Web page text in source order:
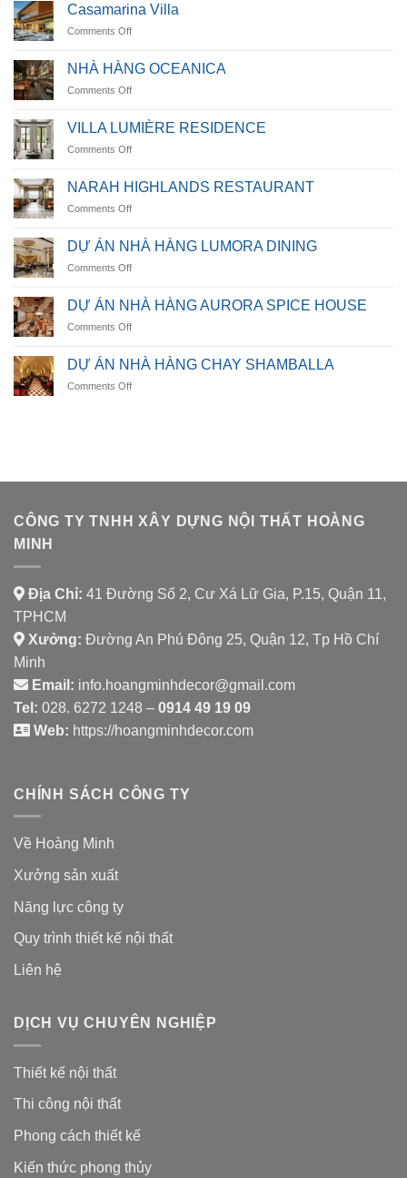
Casamarina Villa
Comments Offon
Villa
NHÀ HÀNG OCEANICA
Comments Offon
HÀNG
OCEANICA
VILLA LUMIÈRE RESIDENCE
Comments Offon
LUMIÈRE
RESIDENCE
NARAH HIGHLANDS RESTAURANT
Comments Offon
HIGHLANDS
RESTAURANT
DỰ ÁN NHÀ HÀNG LUMORA DINING
Comments Offon
ÁN
NHÀ
HÀNG
DINING
DỰ ÁN NHÀ HÀNG AURORA SPICE HOUSE
Comments Offon
ÁN
NHÀ
HÀNG
DỰ ÁN NHÀ HÀNG CHAY SHAMBALLA
Comments Offon
CÔNG TY TNHH XÂY DỰNG NỘI THẤT HOÀNG
MINH
Địa Chỉ: 41 Đường Số 2, Cư Xá Lữ Gia, P.15, Quận 11,
TPHCM
Xưởng: Đường An Phú Đông 25, Quận 12, Tp Hồ Chí
Minh
Email: info.hoangminhdecor@gmail.com
Tel: 028. 6272 1248 – 0914 49 19 09
Web: https://hoangminhdecor.com
CHÍNH SÁCH CÔNG TY
Về Hoàng Minh
Xưởng sản xuất
Năng lực công ty
Quy trình thiết kế nội thất
Liên hệ
DỊCH VỤ CHUYÊN NGHIỆP
Thiết kế nội thất
Thi công nội thất
Phong cách thiết kế
Kiến thức phong thủy